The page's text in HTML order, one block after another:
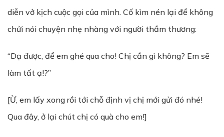
diễn vở kịch cuộc gọi của mình. Cố kìm nén lại để không
chửi nói chuyện nhẹ nhàng với người thầm thương:
“Dạ được, để em ghé qua cho! Chị cần gì không? Em sẽ
làm tất ạ!?”
[Ừ, em lấy xong rồi tới chỗ định vị chị mới gửi đó nhé!
Qua đây, ở lại chút chị có quà cho em!]